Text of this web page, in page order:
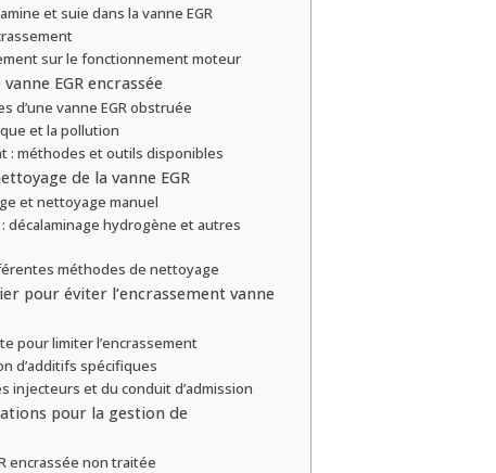
et suie dans la vanne EGR
sur le fonctionnement moteur
EGR encrassée
d’une vanne EGR obstruée
et la pollution
: méthodes et outils disponibles
de la vanne EGR
et nettoyage manuel
décalaminage hydrogène et autres
méthodes de nettoyage
pour éviter l’encrassement vanne
pour limiter l’encrassement
d’additifs spécifiques
injecteurs et du conduit d’admission
pour la gestion de
encrassée non traitée